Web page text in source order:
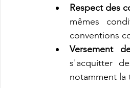
Respect des
mêmes
conventions
Versement
s'acquitter
notamment la